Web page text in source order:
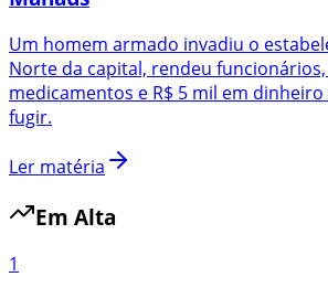
Um homem armado invadiu o
Norte da capital, rendeu
medicamentos e R$ 5 mil em
fugir.
Ler matéria
Em Alta
1